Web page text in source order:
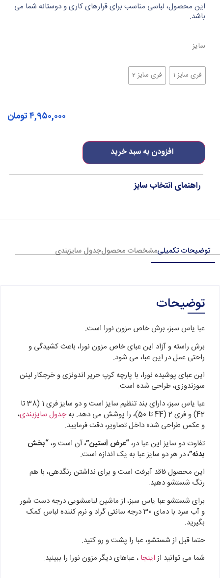
این محصول، لباسی مناسب برای قرارهای کاری و دوستانه شما می
باشد.
سایز
فری سایز 1 فری سایز 2
افزودن به سبد خرید
۴,۹۵۰,۰۰۰تومان
راهنمای انتخاب سایز
توضیحات تکمیلیمشخصات محصولجدول سایزبندی
توضیحات
عبا یاس سبز، برش خاص مزون نورا است.
برش راسته و آزاد این عبای خاص مزون نورا، باعث کشیدگی و
راحتی عمل در این عبا، می شود.
این عبای پوشیده نورا، با پارچه کرپ حریر اندونزی و خرجکار لینن
سوزندوزی، طراحی شده است.
عبا یاس سبز، دارای بند تنظیم سایز است و دو سایز فری 1 (38 تا
42) و فری 2 (44 تا 50)، را پوشش می دهد. به
جدول سایزبندی،
و عکس طراحی شده داخل تصاویر، دقت فرمایید.
تفاوت دو سایز این عبا در،“عرض آستین”،آن است و،“بخش
بدنه”،در هر دو سایز عبا به یک اندازه است.
این محصول فاقد آبرفت است و برای نداشتن رنگدهی، با هم
رنگ شستشو دهید.
برای شستشو عبا یاس سبز، از ماشین لباسشویی درجه دست شور
و آب سرد با دمای 30 درجه سانتی گراد و نرم کننده لباس کمک
بگیرید.
حتما قبل از شستشو، عبا را پشت و رو کنید.
شما می توانید ازاینجا ، عباهای دیگر مزون نورا را ببینید.